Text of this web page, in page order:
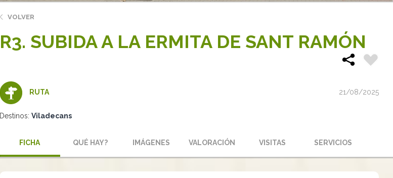
VOLVER
R3. SUBIDA A LA ERMITA DE SANT RAMÓN
RUTA 21/08/2025
Destinos: Viladecans
FICHA QUÉ HAY? IMÁGENES VALORACIÓN VISITAS SERVICIOS